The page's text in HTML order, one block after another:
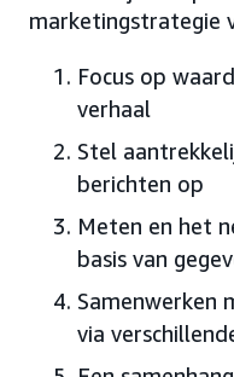
marketingstrategie
Focus op
verhaal
Stel
berichten op
Meten en het
basis van
Samenwerken
via